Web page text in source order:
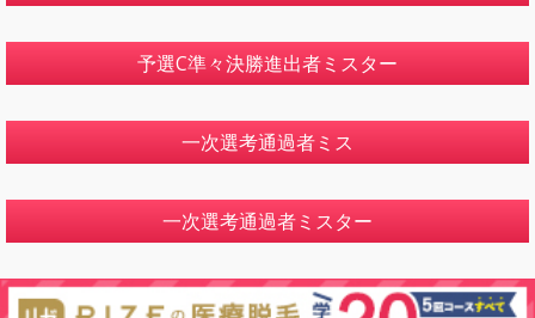
予選C準々決勝進出者ミスター
一次選考通過者ミス
一次選考通過者ミスター